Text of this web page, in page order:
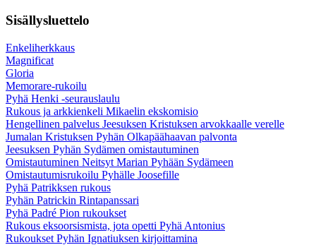
Sisällysluettelo
Enkeliherkkaus
Magnificat
Gloria
Memorare-rukoilu
Pyhä Henki -seurauslaulu
Rukous ja arkkienkeli Mikaelin ekskomisio
Hengellinen palvelus Jeesuksen Kristuksen arvokkaalle verelle
Jumalan Kristuksen Pyhän Olkapäähaavan palvonta
Jeesuksen Pyhän Sydämen omistautuminen
Omistautuminen Neitsyt Marian Pyhään Sydämeen
Omistautumisrukoilu Pyhälle Joosefille
Pyhä Patrikksen rukous
Pyhän Patrickin Rintapanssari
Pyhä Padré Pion rukoukset
Rukous eksoorsismista, jota opetti Pyhä Antonius
Rukoukset Pyhän Ignatiuksen kirjoittamina